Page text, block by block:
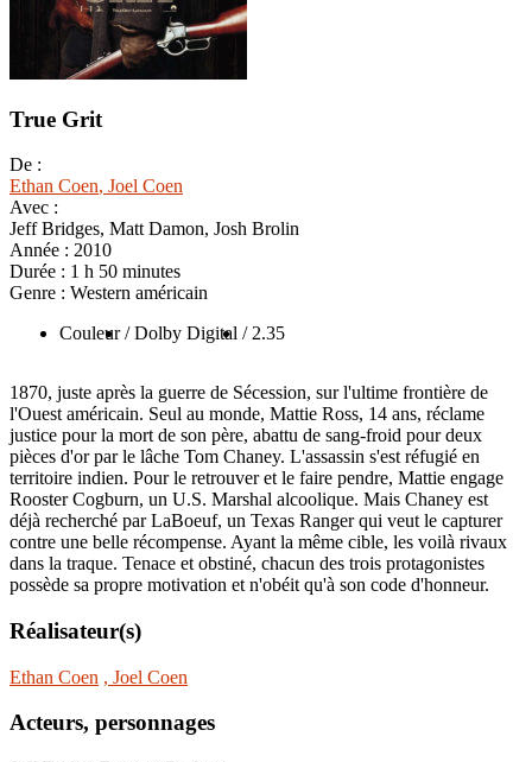
True Grit
De :
Ethan Coen, Joel Coen
Avec :
Jeff Bridges, Matt Damon, Josh Brolin
Année : 2010
Durée : 1 h 50 minutes
Genre : Western américain
Couleur / Dolby Digital / 2.35
1870, juste après la guerre de Sécession, sur l'ultime frontière de
l'Ouest américain. Seul au monde, Mattie Ross, 14 ans, réclame
justice pour la mort de son père, abattu de sang-froid pour deux
pièces d'or par le lâche Tom Chaney. L'assassin s'est réfugié en
territoire indien. Pour le retrouver et le faire pendre, Mattie engage
Rooster Cogburn, un U.S. Marshal alcoolique. Mais Chaney est
déjà recherché par LaBoeuf, un Texas Ranger qui veut le capturer
contre une belle récompense. Ayant la même cible, les voilà rivaux
dans la traque. Tenace et obstiné, chacun des trois protagonistes
possède sa propre motivation et n'obéit qu'à son code d'honneur.
Réalisateur(s)
Ethan Coen , Joel Coen
Acteurs, personnages